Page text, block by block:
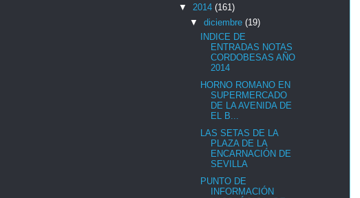
▼ 2014 (161)
▼ diciembre (19)
INDICE DE
ENTRADAS NOTAS
CORDOBESAS AÑO
2014
HORNO ROMANO EN
SUPERMERCADO
DE LA AVENIDA DE
EL B...
LAS SETAS DE LA
PLAZA DE LA
ENCARNACIÓN DE
SEVILLA
PUNTO DE
INFORMACIÓN